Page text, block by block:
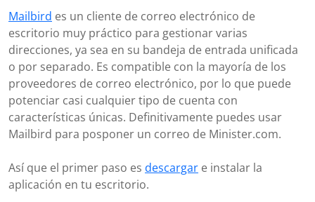
Mailbird es un cliente de correo electrónico de
escritorio muy práctico para gestionar varias
direcciones, ya sea en su bandeja de entrada unificada
o por separado. Es compatible con la mayoría de los
proveedores de correo electrónico, por lo que puede
potenciar casi cualquier tipo de cuenta con
características únicas. Definitivamente puedes usar
Mailbird para posponer un correo de Minister.com.
Así que el primer paso es descargar e instalar la
aplicación en tu escritorio.